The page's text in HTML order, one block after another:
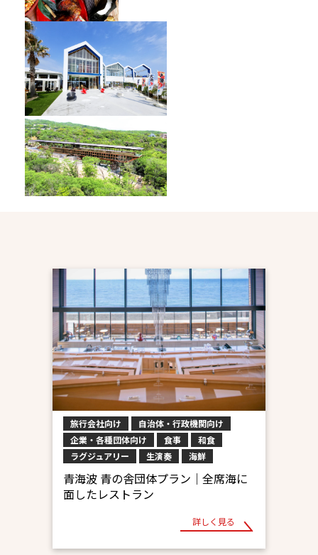
旅行会社向け
自治体・行政機関向け
企業・各種団体向け
食事
和食
ラグジュアリー
生演奏 海鮮
青海波 青の舎団体プラン｜全席海に
面したレストラン
詳しく見る